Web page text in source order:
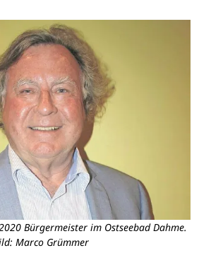
Bürgermeister im Ostseebad Dahme.
Marco Grümmer